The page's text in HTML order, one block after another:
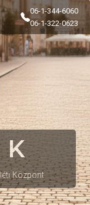
06-1-344-6060
06-1-322-0623
Központ